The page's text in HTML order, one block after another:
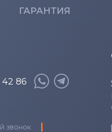
SF Series
XE Series
ГАРАНТИЯ
42 86
звонок